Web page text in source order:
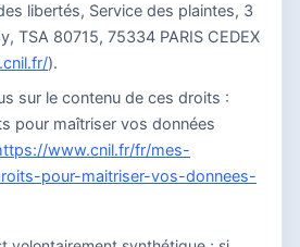
libertés, Service des plaintes, 3
TSA 80715, 75334 PARIS CEDEX
).
sur le contenu de ces droits :
pour maîtriser vos données
www.cnil.fr/fr/mes-
pour-maitriser-vos-donnees-